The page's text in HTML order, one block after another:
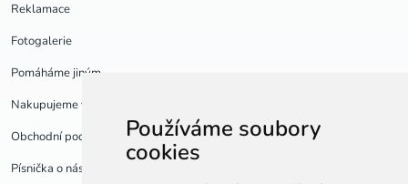
Používáme soubory
cookies
Reklamace
Fotogalerie
Pomáháme jiným
Nakupujeme v USA
Obchodní podmínky a GDPR
Písnička o nás